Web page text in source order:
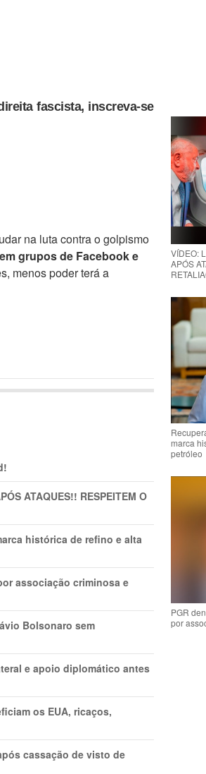
fascista, inscreva-se
na luta contra o golpismo
grupos de Facebook e
menos poder terá a
ATAQUES!! RESPEITEM O
histórica de refino e alta
associação criminosa e
Bolsonaro sem
e apoio diplomático antes
os EUA, ricaços,
cassação de visto de
VÍDEO:
APÓS
marca
petróleo
PGR
por